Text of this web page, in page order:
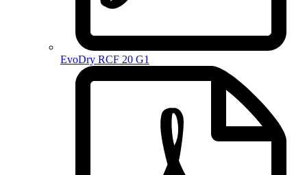
EvoDry RCF 20 G1